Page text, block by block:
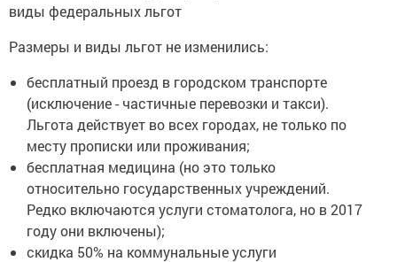
виды федеральных льгот
Размеры и виды льгот не изменились:
бесплатный проезд в городском транспорте
(исключение - частичные перевозки и такси).
Льгота действует во всех городах, не только по
месту прописки или проживания;
бесплатная медицина (но это только
относительно государственных учреждений.
Редко включаются услуги стоматолога, но в 2017
году они включены);
скидка 50% на коммунальные услуги